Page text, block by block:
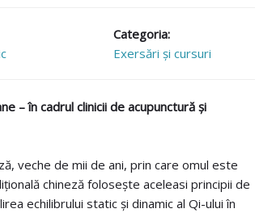
Categoria:
Exersări și cursuri
– în cadrul clinicii de acupunctură și
veche de mii de ani, prin care omul este
chineză folosește aceleasi principii de
echilibrului static și dinamic al Qi-ului în